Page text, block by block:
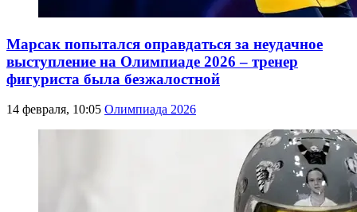
Марсак попытался оправдаться за неудачное
выступление на Олимпиаде 2026 – тренер
фигуриста была безжалостной
14 февраля, 10:05 Олимпиада 2026